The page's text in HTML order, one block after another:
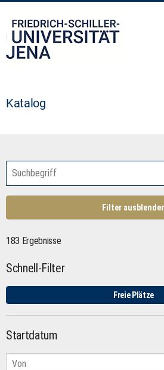
Katalog
Filter
183 Ergebnisse
Schnell-Filter
Freie Plätze
Startdatum